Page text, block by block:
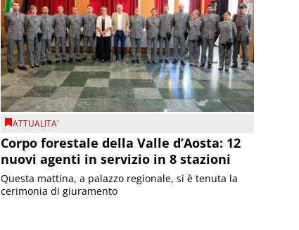
ATTUALITA'
Corpo forestale della Valle d’Aosta: 12
nuovi agenti in servizio in 8 stazioni
Questa mattina, a palazzo regionale, si è tenuta la
cerimonia di giuramento